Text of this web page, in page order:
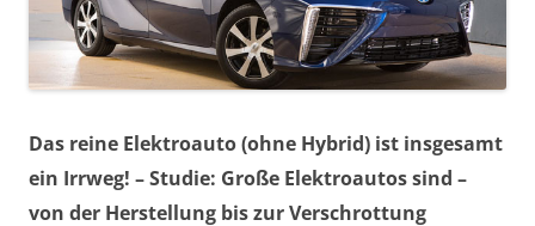
Das reine Elektroauto (ohne Hybrid) ist insgesamt
ein Irrweg! – Studie: Große Elektroautos sind –
von der Herstellung bis zur Verschrottung